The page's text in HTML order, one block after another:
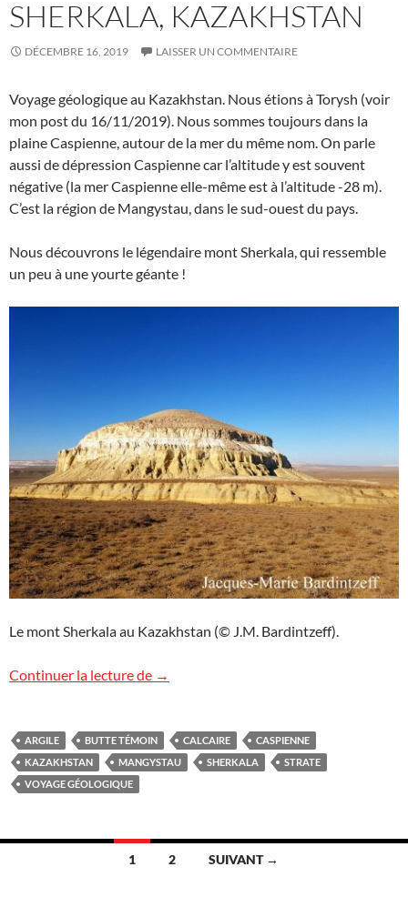
SHERKALA, KAZAKHSTAN
DÉCEMBRE 16, 2019 LAISSER UN COMMENTAIRE
Voyage géologique au Kazakhstan. Nous étions à Torysh (voir
mon post du 16/11/2019). Nous sommes toujours dans la
plaine Caspienne, autour de la mer du même nom. On parle
aussi de dépression Caspienne car l’altitude y est souvent
négative (la mer Caspienne elle-même est à l’altitude -28 m).
C’est la région de Mangystau, dans le sud-ouest du pays.
Nous découvrons le légendaire mont Sherkala, qui ressemble
un peu à une yourte géante !
Le mont Sherkala au Kazakhstan (© J.M. Bardintzeff).
Continuer la lecture de Sherkala, Kazakhstan
→
ARGILE BUTTE TÉMOIN CALCAIRE
CASPIENNE
KAZAKHSTAN
MANGYSTAU SHERKALA
STRATE
VOYAGE GÉOLOGIQUE
1 2 SUIVANT →